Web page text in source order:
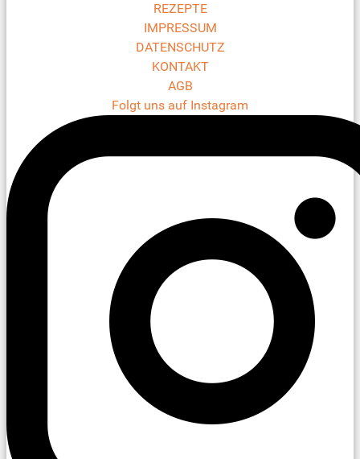
REZEPTE
IMPRESSUM
DATENSCHUTZ
KONTAKT
AGB
Folgt uns auf Instagram